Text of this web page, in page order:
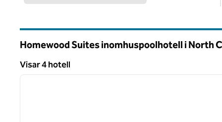
Homewood Suites inomhuspoolhotell i North
Visar 4 hotell
Visar 4 hotell
1 av 12